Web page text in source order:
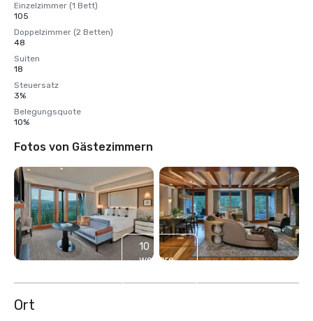
Einzelzimmer (1 Bett)
105
Doppelzimmer (2 Betten)
48
Suiten
18
Steuersatz
3%
Belegungsquote
10%
Fotos von Gästezimmern
10
weitere
Ort